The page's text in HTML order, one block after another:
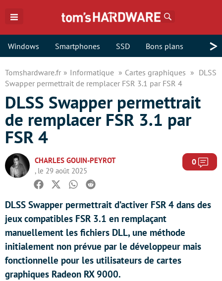
Windows Smartphones SSD Bons plans >
Tomshardware.fr Informatique Cartes graphiques
DLSS
Swapper permettrait de remplacer FSR 3.1 par FSR 4
DLSS Swapper permettrait
de remplacer FSR 3.1 par
FSR 4
CHARLES GOUIN-PEYROT
, le 29 août 2025
0
Facebook
TwitterWhatsapp
Reddit
DLSS Swapper permettrait d’activer FSR 4 dans des
jeux compatibles FSR 3.1 en remplaçant
manuellement les fichiers DLL, une méthode
initialement non prévue par le développeur mais
fonctionnelle pour les utilisateurs de cartes
graphiques Radeon RX 9000.